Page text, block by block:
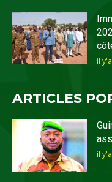
il
ARTICLES
il